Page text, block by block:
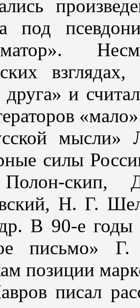
под
друга» и
мысли»
силы
скип,
Н. Г.
В 90-е годы
письмо» Г.
позиции
писал